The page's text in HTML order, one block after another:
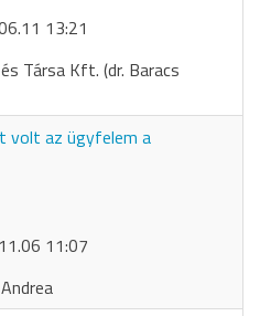
13:21
Társa Kft. (dr. Baracs
volt az ügyfelem a
11:07